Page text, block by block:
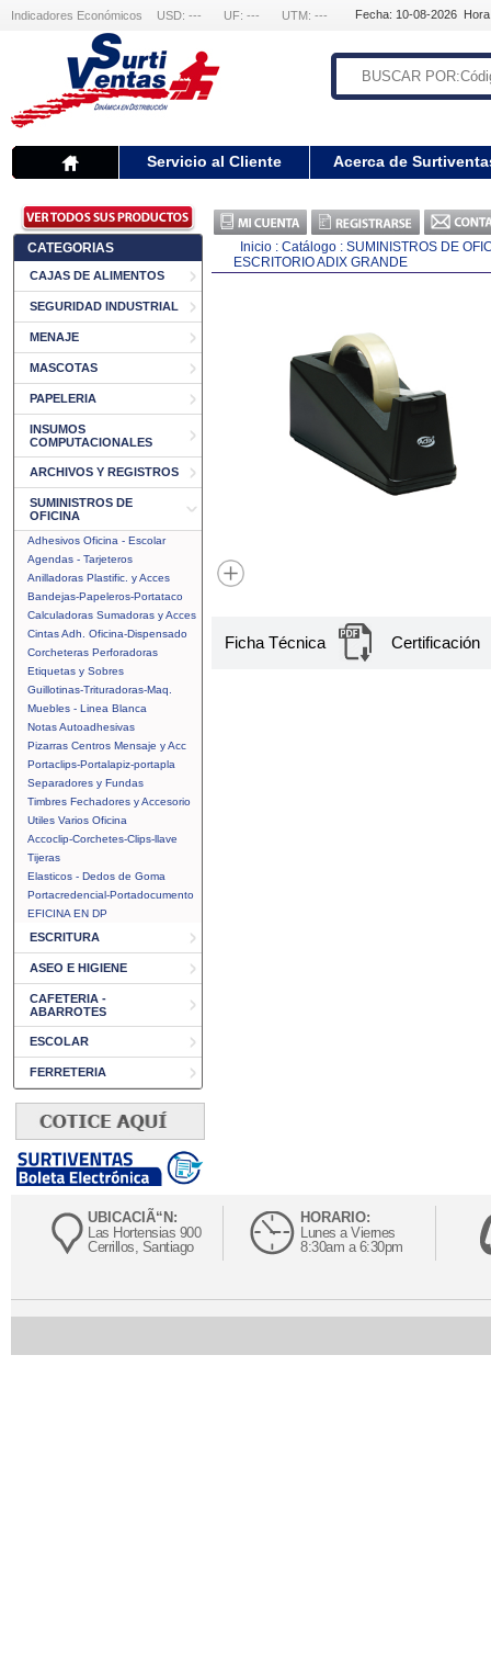
Indicadores Económicos USD: --- UF: --- UTM: --- Fecha: 10-08-2026
Servicio al Cliente Acerca de
CATEGORIAS
CAJAS DE ALIMENTOS
SEGURIDAD INDUSTRIAL
MENAJE
MASCOTAS
PAPELERIA
INSUMOS
COMPUTACIONALES
ARCHIVOS Y REGISTROS
SUMINISTROS DE
OFICINA
Adhesivos Oficina - Escolar
Agendas - Tarjeteros
Anilladoras Plastific. y Acces
Bandejas-Papeleros-Portataco
Calculadoras Sumadoras y Acces
Cintas Adh. Oficina-Dispensado
Corcheteras Perforadoras
Etiquetas y Sobres
Guillotinas-Trituradoras-Maq.
Muebles - Linea Blanca
Notas Autoadhesivas
Pizarras Centros Mensaje y Acc
Portaclips-Portalapiz-portapla
Separadores y Fundas
Timbres Fechadores y Accesorio
Utiles Varios Oficina
Accoclip-Corchetes-Clips-llave
Tijeras
Elasticos - Dedos de Goma
Portacredencial-Portadocumento
EFICINA EN DP
ESCRITURA
ASEO E HIGIENE
CAFETERIA -
ABARROTES
ESCOLAR
FERRETERIA
Inicio : Catálogo : SUMINISTROS DE
ESCRITORIO ADIX GRANDE
Ficha Técnica Certificación
UBICACIÃ“N:
Las Hortensias 900
Cerrillos, Santiago
HORARIO:
Lunes a Viernes
8:30am a 6:30pm